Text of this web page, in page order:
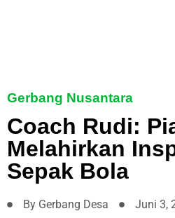
Gerbang Nusantara
Coach Rudi:
Melahirkan
Sepak Bola
By Gerbang Desa Juni 3,